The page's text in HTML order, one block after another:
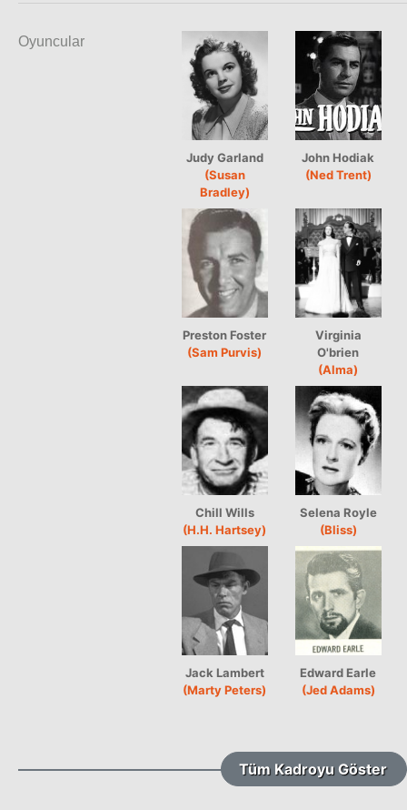
Oyuncular
Judy Garland
(Susan
Bradley)
John Hodiak
(Ned Trent)
Preston Foster
(Sam Purvis)
Virginia
O'brien
(Alma)
Chill Wills
(H.H. Hartsey)
Selena Royle
(Bliss)
Jack Lambert
(Marty Peters)
Edward Earle
(Jed Adams)
Tüm Kadroyu Göster